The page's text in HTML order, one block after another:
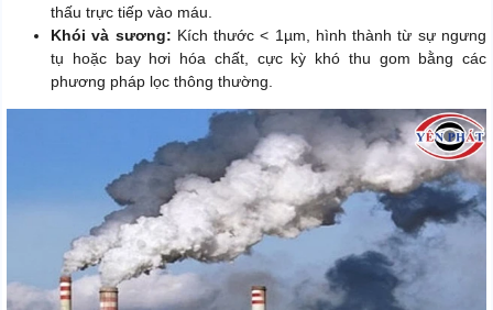
thấu trực tiếp vào máu.
Khói và sương: Kích thước < 1µm, hình thành từ sự ngưng
tụ hoặc bay hơi hóa chất, cực kỳ khó thu gom bằng các
phương pháp lọc thông thường.